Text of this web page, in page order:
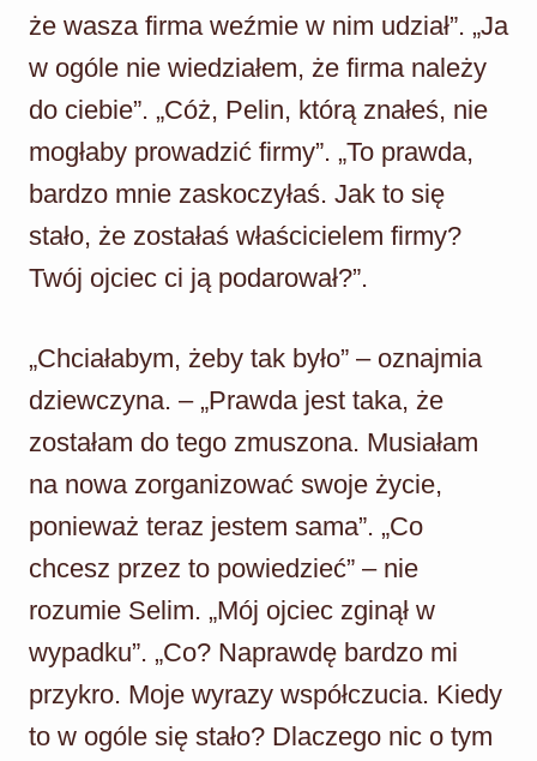
że wasza firma weźmie w nim udział”. „Ja
w ogóle nie wiedziałem, że firma należy
do ciebie”. „Cóż, Pelin, którą znałeś, nie
mogłaby prowadzić firmy”. „To prawda,
bardzo mnie zaskoczyłaś. Jak to się
stało, że zostałaś właścicielem firmy?
Twój ojciec ci ją podarował?”.
„Chciałabym, żeby tak było” – oznajmia
dziewczyna. – „Prawda jest taka, że
zostałam do tego zmuszona. Musiałam
na nowa zorganizować swoje życie,
ponieważ teraz jestem sama”. „Co
chcesz przez to powiedzieć” – nie
rozumie Selim. „Mój ojciec zginął w
wypadku”. „Co? Naprawdę bardzo mi
przykro. Moje wyrazy współczucia. Kiedy
to w ogóle się stało? Dlaczego nic o tym